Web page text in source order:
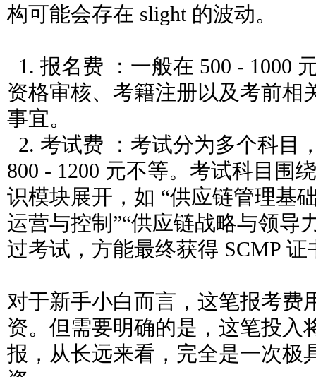
构可能会存在 slight 的波动。
1. 报名费 ：一般在 500 - 1000
资格审核、考籍注册以及考前相
事宜。
2. 考试费 ：考试分为多个科目
800 - 1200 元不等。考试科目围
识模块展开，如 “供应链管理基
运营与控制”“供应链战略与领导
过考试，方能最终获得 SCMP 证
对于新手小白而言，这笔报考费
资。但需要明确的是，这笔投入
报，从长远来看，完全是一次极